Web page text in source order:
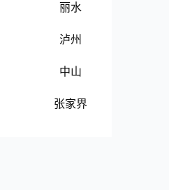
丽水
泸州
中山
张家界